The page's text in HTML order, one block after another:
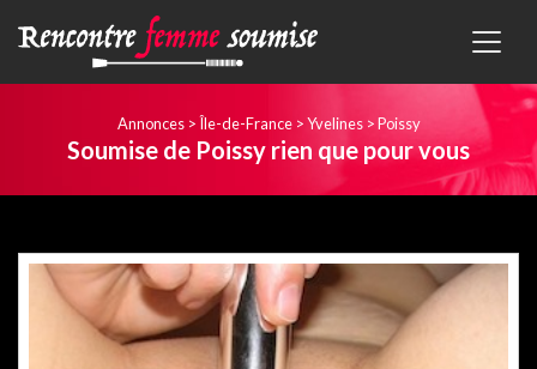
Annonces>Île-de-France>Yvelines>Poissy
Soumise de Poissy rien que pour vous